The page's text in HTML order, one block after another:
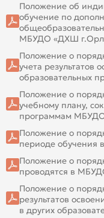
Положение об
обучение по
МБУДО «ДХШ
Положение о
учета результатов
образовательных
Положение о
учебному плану,
программам
Положение о
периоде
Положение о
проводятся в
Положение о
результатов
в других